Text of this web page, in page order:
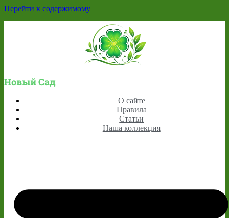
Перейти к содержимому
Новый Сад
О сайте
Правила
Статьи
Наша коллекция